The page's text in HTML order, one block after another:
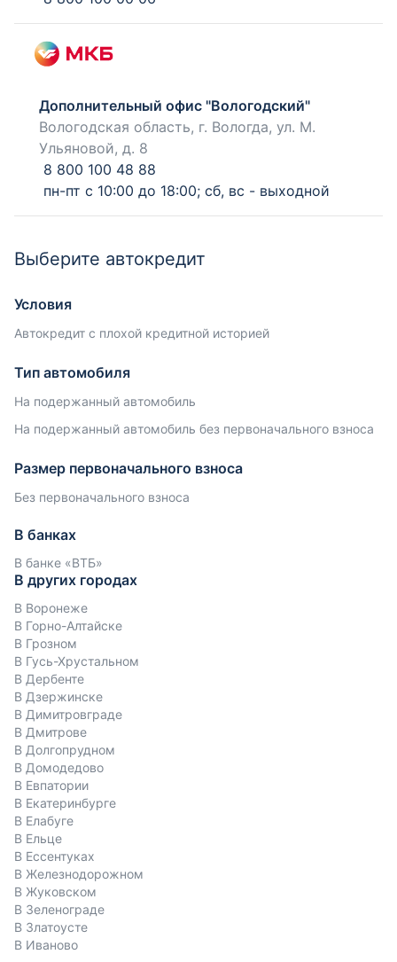
Дополнительный офис "Вологодский"
Вологодская область, г. Вологда, ул. М.
Ульяновой, д. 8
8 800 100 48 88
пн-пт с 10:00 до 18:00; сб, вс - выходной
Выберите автокредит
Условия
Автокредит с плохой кредитной историей
Тип автомобиля
На подержанный автомобиль
На подержанный автомобиль без первоначального взноса
Размер первоначального взноса
Без первоначального взноса
В банках
В банке «ВТБ»
В других городах
В Воронеже
В Горно-Алтайске
В Грозном
В Гусь-Хрустальном
В Дербенте
В Дзержинске
В Димитровграде
В Дмитрове
В Долгопрудном
В Домодедово
В Евпатории
В Екатеринбурге
В Елабуге
В Ельце
В Ессентуках
В Железнодорожном
В Жуковском
В Зеленограде
В Златоусте
В Иваново